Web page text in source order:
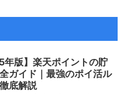
年版】楽天ポイントの貯
ガイド｜最強のポイ活ル
底解説